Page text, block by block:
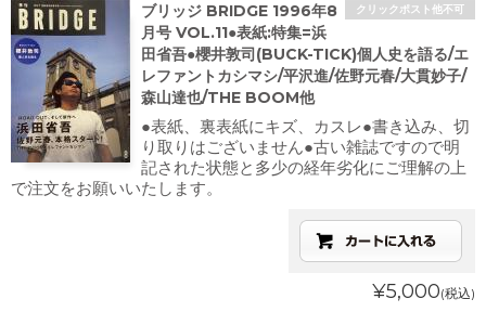
クリックポスト他不可
ブリッジ BRIDGE 1996年8
月号 VOL.11●表紙:特集=浜
田省吾●櫻井敦司(BUCK-TICK)個人史を語る/エ
レファントカシマシ/平沢進/佐野元春/大貫妙子/
森山達也/THE BOOM他
●表紙、裏表紙にキズ、カスレ●書き込み、切
り取りはございません●古い雑誌ですので明
記された状態と多少の経年劣化にご理解の上
で注文をお願いいたします。
¥5,000(税込)